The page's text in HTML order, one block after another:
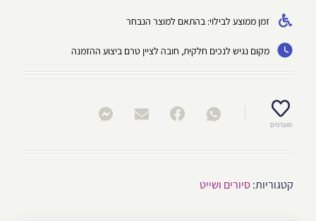
זמן ממוצע לבילוי: בהתאם למוצר הנבחר
מקום נגיש לנכים חלקית, חובה לציין טרם ביצוע ההזמנה
מועדפים
קטגוריות:סיורים ושייט